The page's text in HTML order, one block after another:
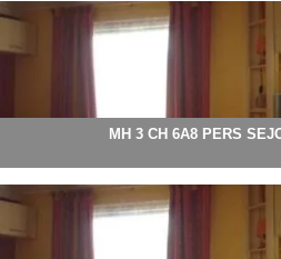
MH 3 CH 6A8 PERS